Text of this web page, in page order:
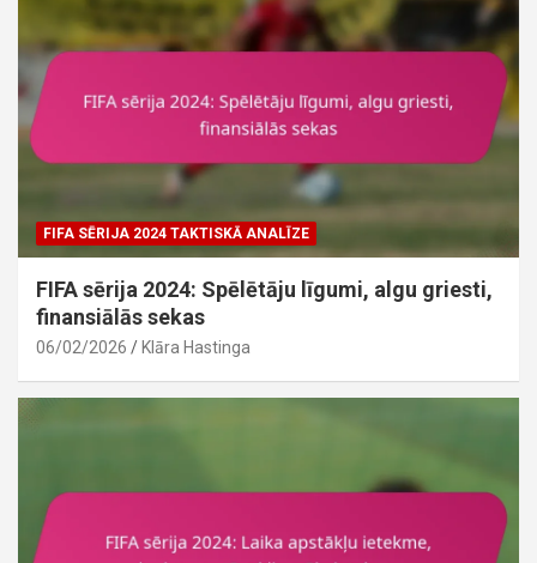
FIFA SĒRIJA 2024 TAKTISKĀ ANALĪZE
FIFA sērija 2024: Spēlētāju līgumi, algu griesti,
finansiālās sekas
06/02/2026 Klāra Hastinga